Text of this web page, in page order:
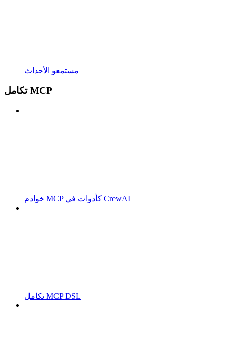
مستمعو الأحداث
تكامل MCP
خوادم MCP كأدوات في CrewAI
تكامل MCP DSL